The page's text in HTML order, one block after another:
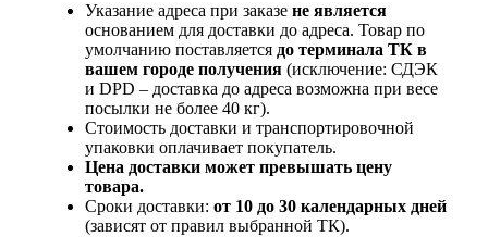
Указание адреса при заказе не является
основанием для доставки до адреса. Товар по
умолчанию поставляется до терминала ТК в
вашем городе получения (исключение: СДЭК
и DPD – доставка до адреса возможна при весе
посылки не более 40 кг).
Стоимость доставки и транспортировочной
упаковки оплачивает покупатель.
Цена доставки может превышать цену
товара.
Сроки доставки: от 10 до 30 календарных дней
(зависят от правил выбранной ТК).